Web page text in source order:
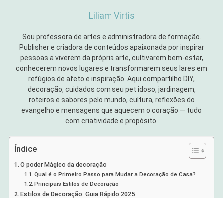
Liliam Virtis
Sou professora de artes e administradora de formação.
Publisher e criadora de conteúdos apaixonada por inspirar
pessoas a viverem da própria arte, cultivarem bem-estar,
conhecerem novos lugares e transformarem seus lares em
refúgios de afeto e inspiração. Aqui compartilho DIY,
decoração, cuidados com seu pet idoso, jardinagem,
roteiros e sabores pelo mundo, cultura, reflexões do
evangelho e mensagens que aquecem o coração — tudo
com criatividade e propósito.
Índice
O poder Mágico da decoração
Qual é o Primeiro Passo para Mudar a Decoração de Casa?
Principais Estilos de Decoração
Estilos de Decoração: Guia Rápido 2025